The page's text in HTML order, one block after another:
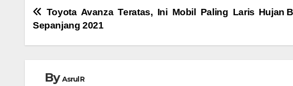
Navigasi
pos
Hujan
Toyota Avanza Teratas, Ini Mobil Paling Laris
Sepanjang 2021
ByAsrul R